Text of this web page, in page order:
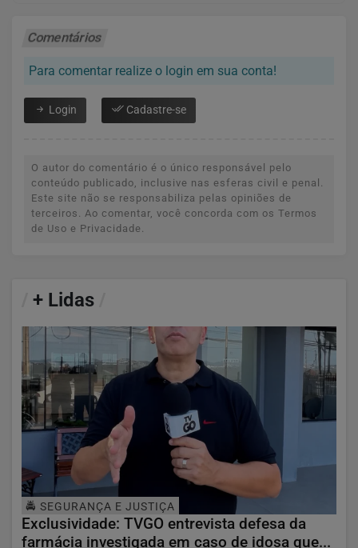
Comentários
Para comentar realize o login em sua conta!
Login Cadastre-se
O autor do comentário é o único responsável pelo
conteúdo publicado, inclusive nas esferas civil e penal.
Este site não se responsabiliza pelas opiniões de
terceiros. Ao comentar, você concorda com os Termos
de Uso e Privacidade.
+ Lidas
🚔 SEGURANÇA E JUSTIÇA
Exclusividade: TVGO entrevista defesa da
farmácia investigada em caso de idosa que...